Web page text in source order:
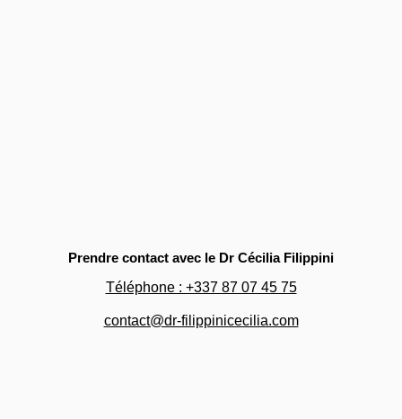
Prendre contact avec le Dr Cécilia Filippini
Téléphone : +337 87 07 45 75
contact@dr-filippinicecilia.com